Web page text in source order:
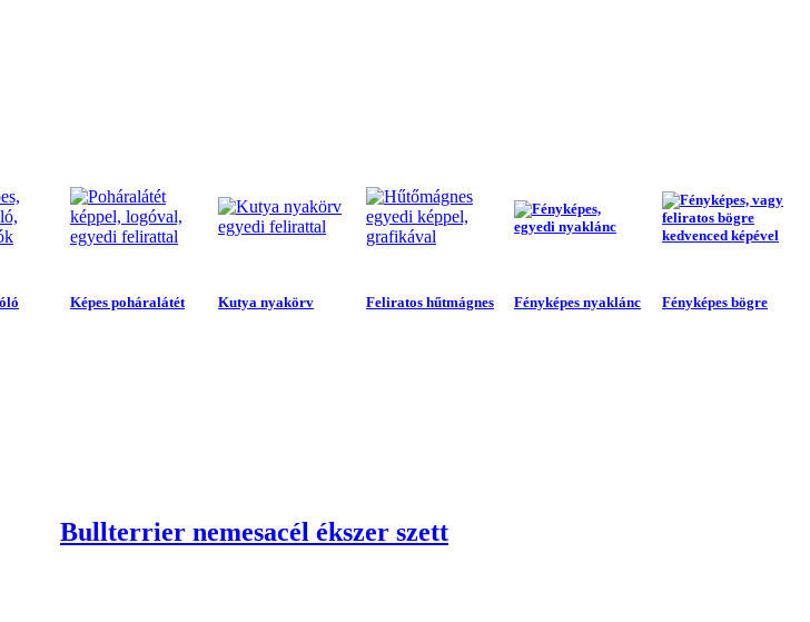
Képes poháralátét Kutya nyakörv Feliratos hűtmágnes Fényképes nyaklánc Fényképes bögre
Bullterrier nemesacél ékszer szett